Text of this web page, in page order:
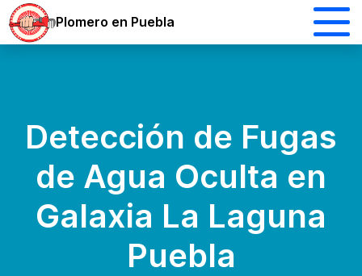
Plomero en Puebla
Detección de Fugas
de Agua Oculta en
Galaxia La Laguna
Puebla